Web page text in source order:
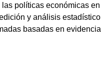
políticas económicas
y análisis
basadas en